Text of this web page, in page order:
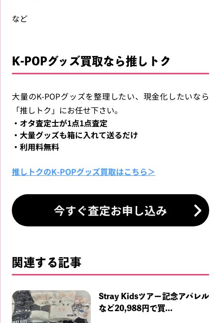
など
K-POPグッズ買取なら推しトク
大量のK-POPグッズを整理したい、現金化したいなら
「推しトク」にお任せ下さい。
・オタ査定士が1点1点査定
・大量グッズも箱に入れて送るだけ
・利用料無料
推しトクのK-POPグッズ買取はこちら＞
今すぐ査定お申し込み
関連する記事
Stray Kidsツアー記念アパレル
など20,988円で買...